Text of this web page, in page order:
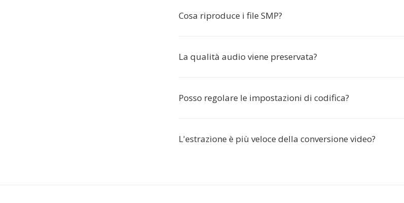
Cosa riproduce i file SMP?
La qualità audio viene preservata?
Posso regolare le impostazioni di codifica?
L'estrazione è più veloce della conversione video?